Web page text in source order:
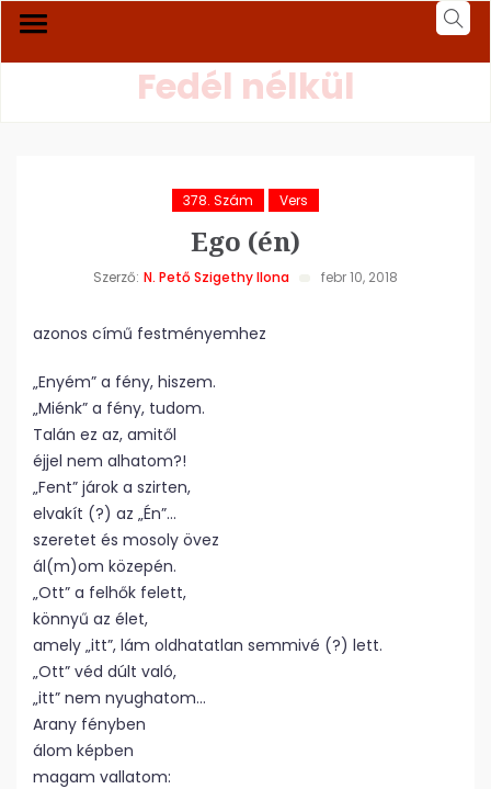
Fedél nélkül
378. Szám Vers
Ego (én)
Szerző: N. Pető Szigethy Ilona febr 10, 2018
azonos című festményemhez
„Enyém” a fény, hiszem.
„Miénk” a fény, tudom.
Talán ez az, amitől
éjjel nem alhatom?!
„Fent” járok a szirten,
elvakít (?) az „Én”…
szeretet és mosoly övez
ál(m)om közepén.
„Ott” a felhők felett,
könnyű az élet,
amely „itt”, lám oldhatatlan semmivé (?) lett.
„Ott” véd dúlt való,
„itt” nem nyughatom…
Arany fényben
álom képben
magam vallatom: